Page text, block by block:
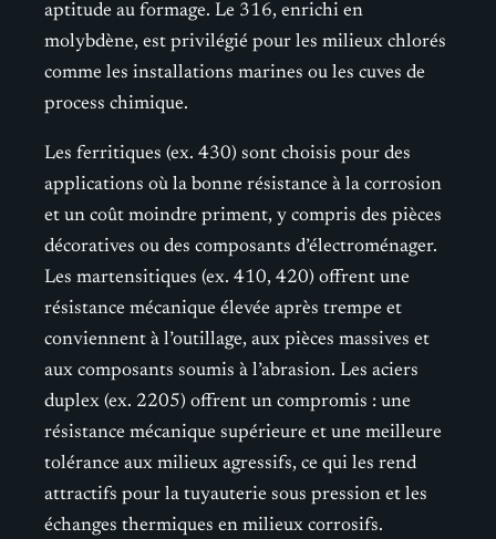
aptitude au formage. Le 316, enrichi en
molybdène, est privilégié pour les milieux chlorés
comme les installations marines ou les cuves de
process chimique.
Les ferritiques (ex. 430) sont choisis pour des
applications où la bonne résistance à la corrosion
et un coût moindre priment, y compris des pièces
décoratives ou des composants d’électroménager.
Les martensitiques (ex. 410, 420) offrent une
résistance mécanique élevée après trempe et
conviennent à l’outillage, aux pièces massives et
aux composants soumis à l’abrasion. Les aciers
duplex (ex. 2205) offrent un compromis : une
résistance mécanique supérieure et une meilleure
tolérance aux milieux agressifs, ce qui les rend
attractifs pour la tuyauterie sous pression et les
échanges thermiques en milieux corrosifs.